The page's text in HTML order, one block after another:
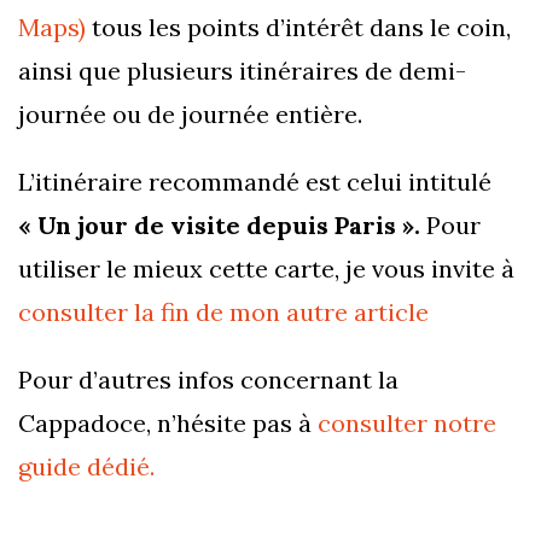
Maps) tous les points d’intérêt dans le coin,
ainsi que plusieurs itinéraires de demi-
journée ou de journée entière.
L’itinéraire recommandé est celui intitulé
« Un jour de visite depuis Paris ». Pour
utiliser le mieux cette carte, je vous invite à
consulter la fin de mon autre article
Pour d’autres infos concernant la
Cappadoce, n’hésite pas à consulter notre
guide dédié.